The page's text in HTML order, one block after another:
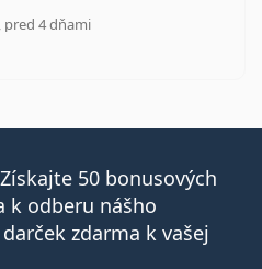
pred 4 dňami
5 z 5
50 bonusových
k odberu nášho
zdarma k vašej